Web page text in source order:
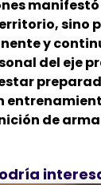
manifestó
sino
y
del eje
de